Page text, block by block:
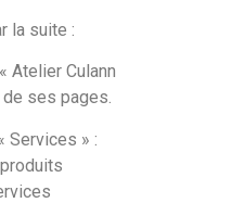
la suite :
Atelier Culann
de ses pages.
Services » :